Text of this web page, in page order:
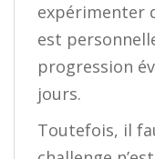
expérimenter
est
progression
jours.
Toutefois, il